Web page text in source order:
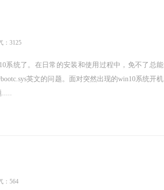
：3125
系统了。在日常的安装和使用过程中，免不了总能
英文的问题。面对突然出现的win10系统开机
.....
：564